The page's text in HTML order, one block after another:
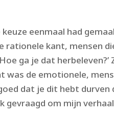
keuze eenmaal had
rationele kant, mensen
ga je dat
was de emotionele,
dat je dit hebt durven
gevraagd om mijn